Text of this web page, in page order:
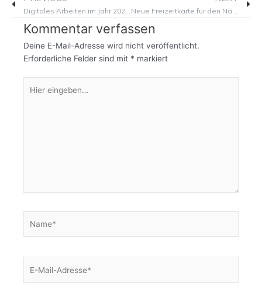
Digitales Arbeiten im Jahr 2024: Die wichtigsten Software-Lösungen für Unternehmer Neue Freizeitkarte für den Naturpark Bayerische Rhön
Kommentar verfassen
Deine E-Mail-Adresse wird nicht veröffentlicht.
Erforderliche Felder sind mit * markiert
eingeben…
Mail-